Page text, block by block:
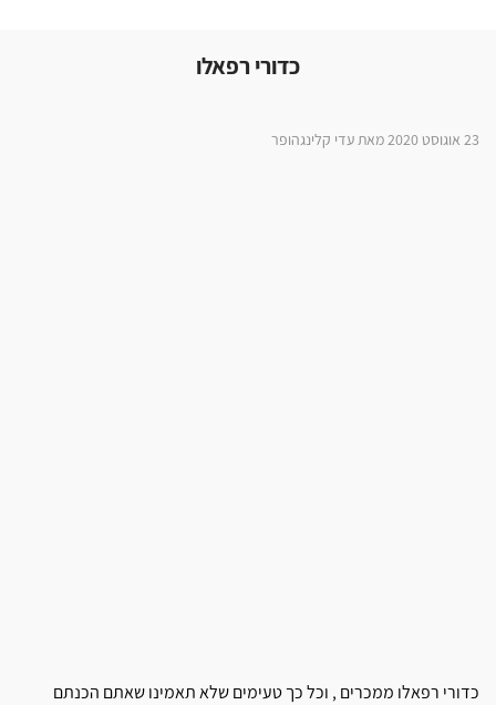
כדורי רפאלו
23 אוגוסט 2020 מאת עדי קלינגהופר
כדורי רפאלו ממכרים , וכל כך טעימים שלא תאמינו שאתם הכנתם